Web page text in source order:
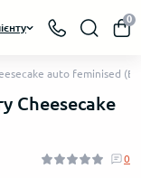
0
auto feminised
Cheesecake
0